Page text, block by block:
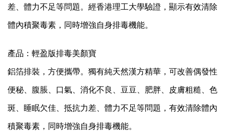
差、體力不足等問題。經香港理工大學驗證，顯示有效清除
體內積聚毒素，同時增強自身排毒機能。
產品：輕盈版排毒美顏寶
鋁箔排裝，方便攜帶。獨有純天然漢方精華，可改善偶發性
便秘、腹脹、口氣、消化不良、豆豆、肥胖、皮膚粗糙、色
斑、睡眠欠佳、抵抗力差、體力不足等問題，有效清除體內
積聚毒素，同時增強自身排毒機能。